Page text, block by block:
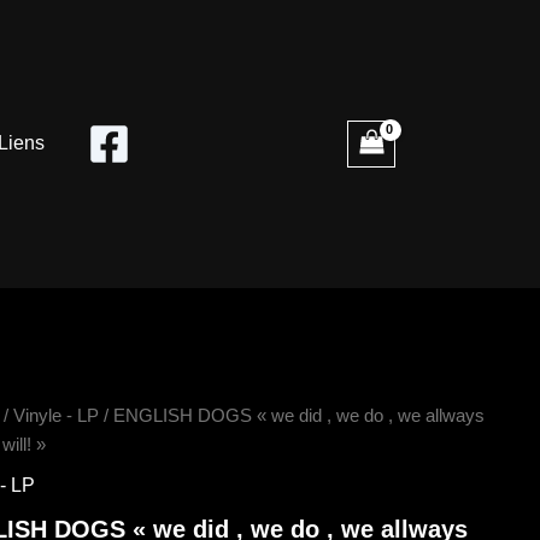
Liens
/Vinyle - LP / ENGLISH DOGS « we did , we do , we allways
»
LP
DOGS « we did , we do , we allways